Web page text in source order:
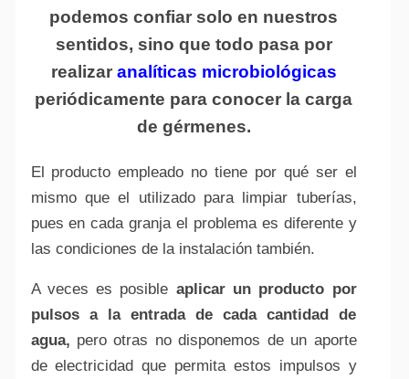
podemos confiar solo en nuestros
sentidos, sino que todo pasa por
realizar analíticas microbiológicas
periódicamente para conocer la carga
de gérmenes.
El producto empleado no tiene por qué ser el
mismo que el utilizado para limpiar tuberías,
pues en cada granja el problema es diferente y
las condiciones de la instalación también.
A veces es posible aplicar un producto por
pulsos a la entrada de cada cantidad de
agua, pero otras no disponemos de un aporte
de electricidad que permita estos impulsos y